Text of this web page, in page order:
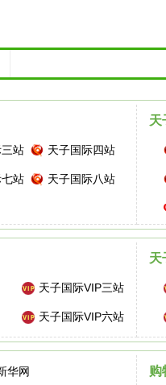
站 天子国际四站
站 天子国际八站
天
天子国际VIP三站
天子国际VIP六站
天
华网 购